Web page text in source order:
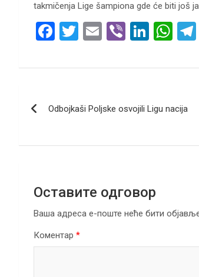
takmičenja Lige šampiona gde će biti još
F
ce
o
k
T
tt
E
ail
Vi
er
Li
ke
n
W
at
A
p
чланка
Odbojkaši Poljske osvojili Ligu nacija
Оставите одговор
Ваша адреса е-поште неће бити
Коментар *